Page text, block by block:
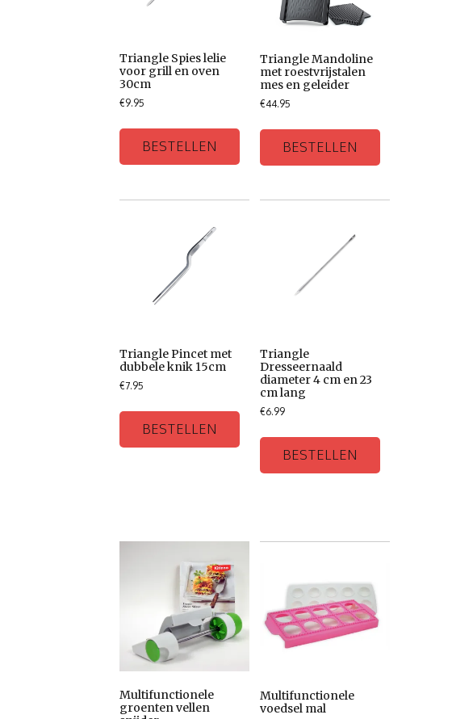
Triangle Spies lelie
voor grill en oven
30cm
€9.95
BESTELLEN
Triangle Mandoline
met roestvrijstalen
mes en geleider
€44.95
BESTELLEN
Triangle Pincet met
dubbele knik 15cm
€7.95
BESTELLEN
Triangle
Dresseernaald
diameter 4 cm en 23
cm lang
€6.99
BESTELLEN
Multifunctionele
groenten vellen
Multifunctionele
voedsel mal